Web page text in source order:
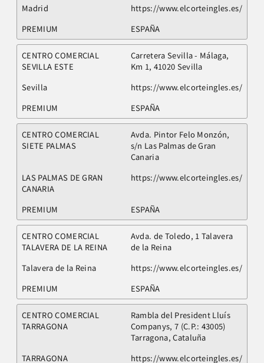
Madrid
https://www.elcorteingles.es/
PREMIUM
ESPAÑA
CENTRO COMERCIAL
SEVILLA ESTE
Carretera Sevilla - Málaga,
Km 1, 41020 Sevilla
Sevilla
https://www.elcorteingles.es/
PREMIUM
ESPAÑA
CENTRO COMERCIAL
SIETE PALMAS
Avda. Pintor Felo Monzón,
s/n Las Palmas de Gran
Canaria
LAS PALMAS DE GRAN
CANARIA
https://www.elcorteingles.es/
PREMIUM ESPAÑA
CENTRO COMERCIAL
TALAVERA DE LA REINA
Avda. de Toledo, 1 Talavera
de la Reina
Talavera de la Reina
https://www.elcorteingles.es/
PREMIUM
ESPAÑA
CENTRO COMERCIAL
TARRAGONA
Rambla del President Lluís
Companys, 7 (C.P.: 43005)
Tarragona, Cataluña
TARRAGONA
https://www.elcorteingles.es/